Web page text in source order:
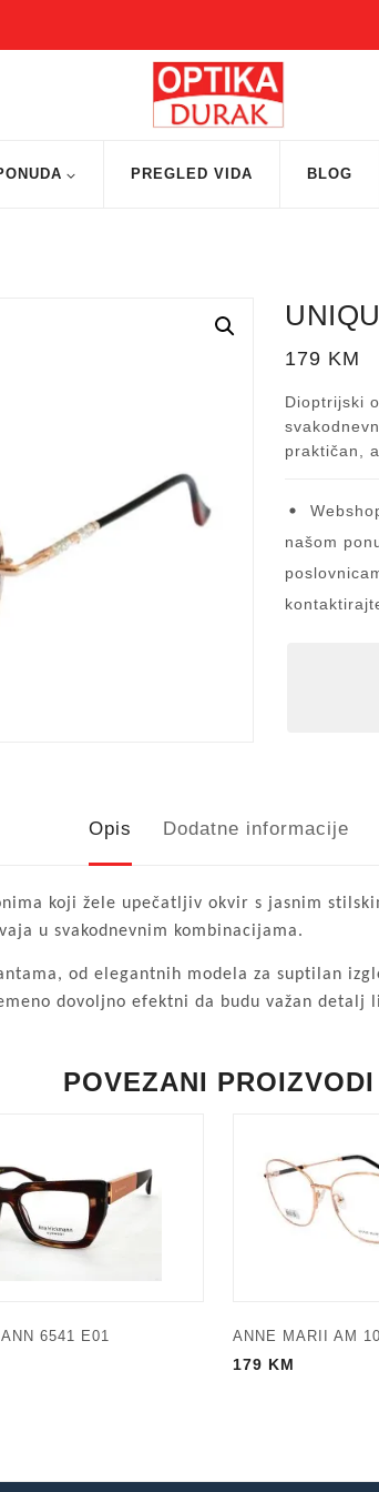
PREGLED VIDA BLOG
179 KM
Dioptrijski
praktičan,
našom
Opis Dodatne informacije
koji žele upečatljiv okvir s jasnim
u svakodnevnim kombinacijama.
od elegantnih modela za suptilan
dovoljno efektni da budu važan detalj
POVEZANI PROIZVODI
6541 E01 ANNE MARII AM
179 KM